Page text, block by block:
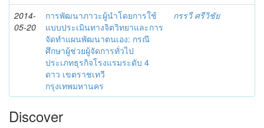
2014-
05-20
การพัฒนาภาวะผู้นำโดยการใช้
แบบประเมินทางจิตวิทยาและการ
จัดทำแผนพัฒนาตนเอง: กรณี
ศึกษาผู้ช่วยผู้จัดการทั่วไป
ประเภทธุรกิจโรงแรมระดับ 4
ดาว เขตราชเทวี
กรุงเทพมหานคร
กรรวี ศรีวิชัย
Discover